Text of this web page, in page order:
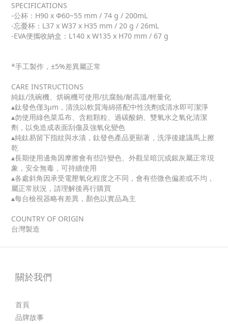
SPECIFICATIONS
-公杯：H90 x Φ60~55 mm / 74 g / 200mL
-忘憂杯：L37 x W37 x H35 mm / 20 g / 26mL
-EVA便攜收納盒：L140 x W135 x H70 mm / 67 g
*手工製作，±5%差異屬正常
CARE INSTRUCTIONS
純鈦/洗碗機、烘碗機可使用/抗腐蝕/耐高溫/輕量化
▴鈦發色僅3μm，清洗以軟質海綿搭配中性洗劑或清水即可潔淨
▴勿使用綠色菜瓜布、含粗顆粒、過碳酸鈉、雙氧水之氧化清潔
劑，以免造成表面刮傷及強氧化變色
▴純鈦易留下指紋與水漬，鈦發色產品更顯著，洗淨後建議馬上擦
乾
▴長期使用邊角因摩擦會有些許變色、外觀呈暗沉或銀灰屬正常現
象，安全無毒，可持續使用
▴各處斜角因承受電壓氧化程度之不同，會有些微色偏差或不均，
屬正常狀況，請理解後再行購買
▴每台檢視器略有差異，顏色以實品為主
COUNTRY OF ORIGIN
台灣製造
關於我們
首頁
品牌故事